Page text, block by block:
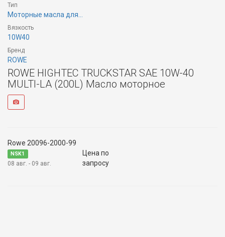
Тип
Моторные масла для...
Вязкость
10W40
Бренд
ROWE
ROWE HIGHTEC TRUCKSTAR SAE 10W-40
MULTI-LA (200L) Масло моторное
Rowe 20096-2000-99
NSK1
08 авг. - 09 авг.
Цена по
запросу